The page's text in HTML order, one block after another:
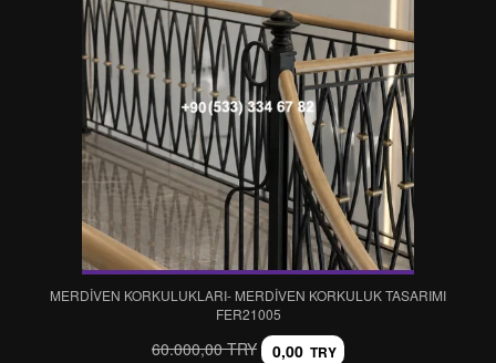
MERDİVEN KORKULUKLARI- MERDİVEN KORKULUK TASARIMI
FER21005
60.000,00 TRY 0,00 TRY